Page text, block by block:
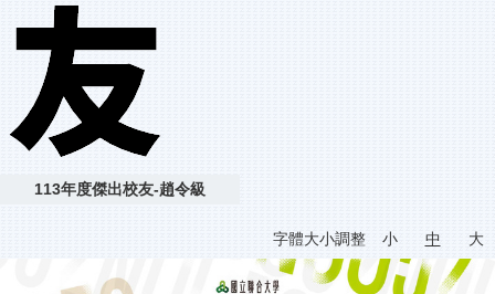
113年度傑出校友-趙令級
字體大小調整 小 中 大